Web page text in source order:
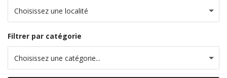
Choisissez une localité
Filtrer par catégorie
Choisissez une catégorie...